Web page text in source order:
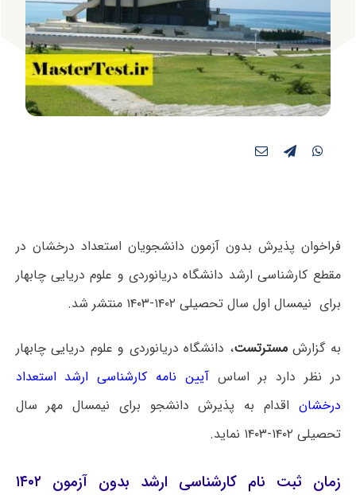
فراخوان پذیرش بدون آزمون دانشجویان استعداد درخشان در
مقطع کارشناسی ارشد دانشگاه دریانوردی و علوم دریایی چابهار
برای نیمسال اول سال تحصیلی ۱۴۰۲-۱۴۰۳ منتشر شد.
به گزارشمسترتست، دانشگاه دریانوردی و علوم دریایی چابهار
در نظر دارد بر اساس آیین نامه کارشناسی ارشد استعداد
درخشان اقدام به پذیرش دانشجو برای نیمسال مهر سال
تحصیلی ۱۴۰۲-۱۴۰۳ نماید.
زمان ثبت نام کارشناسی ارشد بدون آزمون ۱۴۰۲